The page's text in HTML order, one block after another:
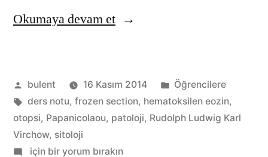
Okumaya devam et“Patolojiye
Notu)”
Gönderen:
bulent 16 Kasım 2014 Kategori:
Öğrencilere
Etiketler:
ders notu, frozen section, hematoksilen eozin,
otopsi, Papanicolaou, patoloji, Rudolph Ludwig Karl
Virchow, sitoloji
Patolojiye
için bir yorum bırakın